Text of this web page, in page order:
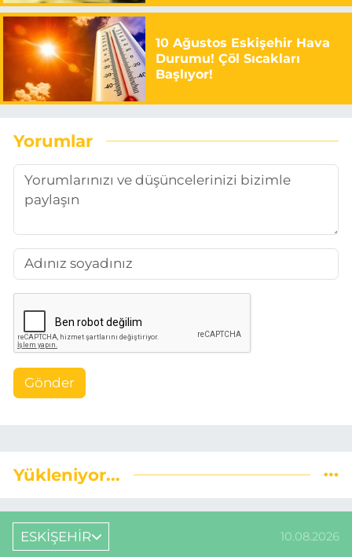
10 Ağustos Eskişehir Hava
Durumu! Çöl Sıcakları
Başlıyor!
Yorumlar
Gönder
Yükleniyor...
ESKİŞEHİR 10.08.2026